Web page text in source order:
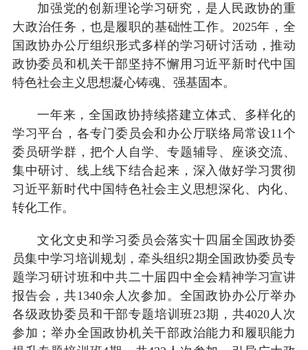
加强党的创新理论学习研究，是人民政协的重
大政治任务，也是履职的基础性工作。2025年，全
国政协办公厅组织形式多样的学习研讨活动，推动
政协委员和机关干部坚持不懈用习近平新时代中国
特色社会主义思想凝心铸魂、强基固本。
一年来，全国政协持续搭建立体式、多样化的
学习平台，各专门委员会和办公厅联络局常设11个
委员研学群，把个人自学、专题辅导、座谈交流、
集中研讨、线上线下结合起来，深入做好学习贯彻
习近平新时代中国特色社会主义思想深化、内化、
转化工作。
文化文史和学习委员会落实十四届全国政协委
员集中学习培训规划，牵头组织2期全国政协委员专
题学习研讨班和中共二十届四中全会精神学习宣讲
报告会，共1340余人次参加。全国政协办公厅举办
各级政协委员和干部专题培训班23期，共4020人次
参加；举办全国政协机关干部政治能力和履职能力